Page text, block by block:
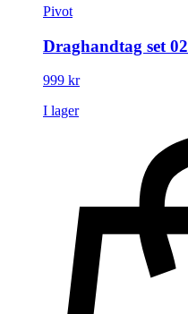
Pivot
Draghandtag set 02
999 kr
I lager